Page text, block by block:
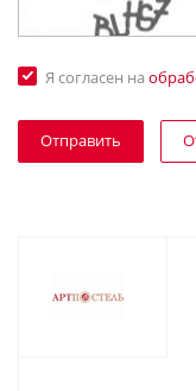
Я согласен на